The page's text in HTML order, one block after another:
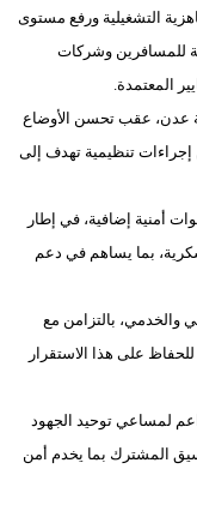
وتكنولوجيا
مدوَّنات
فيديو
التشغيلية ورفع مستوى
للمسافرين وشركات
المعتمدة.
عدن، عقب تحسن الأوضاع
إجراءات تنظيمية تهدف إلى
أمنية إضافية، في إطار
بما يساهم في دعم
والخدمي، بالتزامن مع
على هذا الاستقرار
لمساعي توحيد الجهود
المشترك بما يخدم أمن